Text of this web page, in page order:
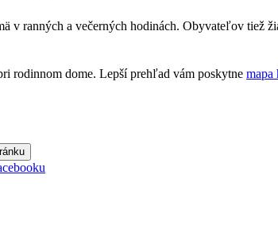
ranných a večerných hodinách. Obyvateľov tiež
rodinnom dome. Lepší prehľad vám poskytne mapa